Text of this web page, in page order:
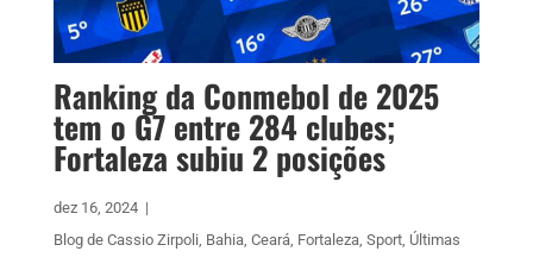
Ranking da Conmebol de 2025
tem o G7 entre 284 clubes;
Fortaleza subiu 2 posições
dez 16, 2024 |
Blog de Cassio Zirpoli, Bahia, Ceará, Fortaleza, Sport, Últimas